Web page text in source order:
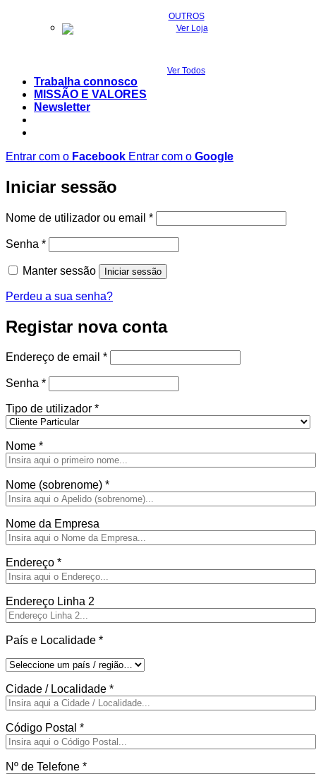
OUTROS
Ver Todos
Trabalha connosco
MISSÃO E VALORES
Newsletter
Entrar com o Facebook Entrar com o Google
Iniciar sessão
Nome de utilizador ou email *Obrigatório
Senha *Obrigatório
Manter sessão Iniciar sessão
Perdeu a sua senha?
Registar nova conta
Endereço de email *Obrigatório
Senha *Obrigatório
Tipo de utilizador *
Nome *
Nome (sobrenome) *
Nome da Empresa
Endereço *
Endereço Linha 2
País e Localidade *
Cidade / Localidade *
Código Postal *
Nº de Telefone *